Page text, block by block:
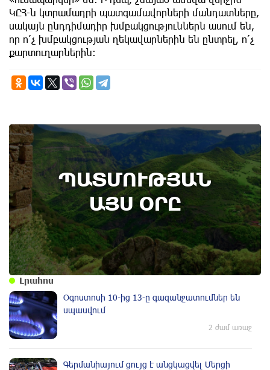
ԿԸՀ-ն կտրամադրի պատգամավորների մանդատները,
սակայն ընդդիմադիր խմբակցություններն ասում են,
որ ո՛չ խմբակցության ղեկավարներին են ընտրել, ո՛չ
քարտուղարներին։
ՊԱՏՄՈՒԹՅԱՆ
ԱՅՍ ՕՐԸ
9th of August
Տեղի է ունեցել Գառնիի ճակատամարտը.
պատմության այս օրը (8 օգոստոս)
Լրահոս
Օգոստոսի 10-ից 13-ը գազանջատումներ են
սպասվում
2 ժամ առաջ
Գերմանիայում ցույց է անցկացվել Մերցի